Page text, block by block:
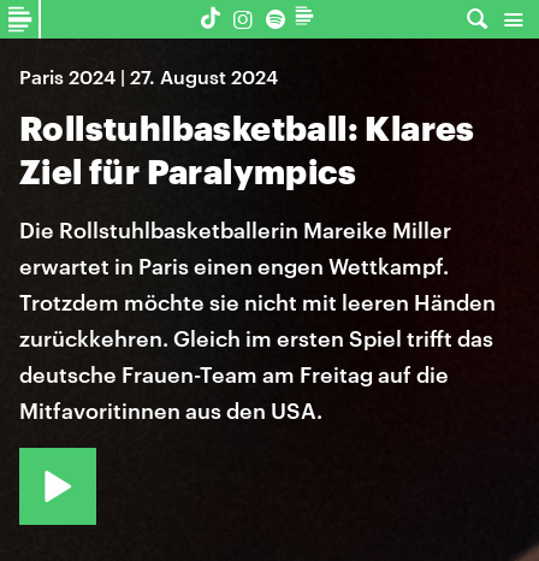
Paris 2024 | 27. August 2024
Rollstuhlbasketball: Klares
Ziel für Paralympics
Die Rollstuhlbasketballerin Mareike Miller
erwartet in Paris einen engen Wettkampf.
Trotzdem möchte sie nicht mit leeren Händen
zurückkehren. Gleich im ersten Spiel trifft das
deutsche Frauen-Team am Freitag auf die
Mitfavoritinnen aus den USA.